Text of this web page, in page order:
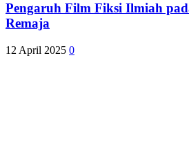
Pengaruh Film Fiksi Ilmiah
Remaja
12 April 2025 0